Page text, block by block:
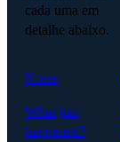
cada uma em
detalhe abaixo.
Notes
What just
happened?